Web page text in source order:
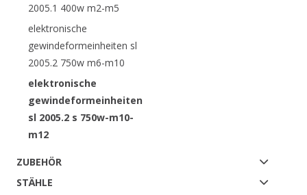
2005.1 400w m2-m5
elektronische
gewindeformeinheiten sl
2005.2 750w m6-m10
elektronische
gewindeformeinheiten
sl 2005.2 s 750w-m10-
m12
ZUBEHÖR
STÄHLE